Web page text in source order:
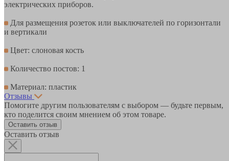
электрических приборов.
Для размещения розеток или выключателей по горизонтали
и вертикали
Цвет: слоновая кость
Количество постов: 1
Материал: пластик
Отзывы
Помогите другим пользователям с выбором — будьте первым,
кто поделится своим мнением об этом товаре.
Оставить отзыв
Оставить отзыв